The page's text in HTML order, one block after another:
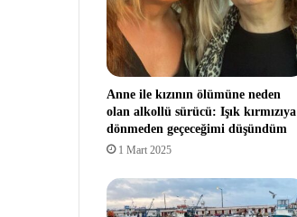
Anne ile kızının ölümüne neden
olan alkollü sürücü: Işık kırmızıya
dönmeden geçeceğimi düşündüm
1 Mart 2025